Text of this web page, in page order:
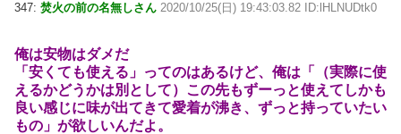
347: 焚火の前の名無しさん 2020/10/25(日) 19:43:03.82 ID:lHLNUDtk0
俺は安物はダメだ
「安くても使える」ってのはあるけど、俺は「（実際に使
えるかどうかは別として）この先もずーっと使えてしかも
良い感じに味が出てきて愛着が沸き、ずっと持っていたい
もの」が欲しいんだよ。